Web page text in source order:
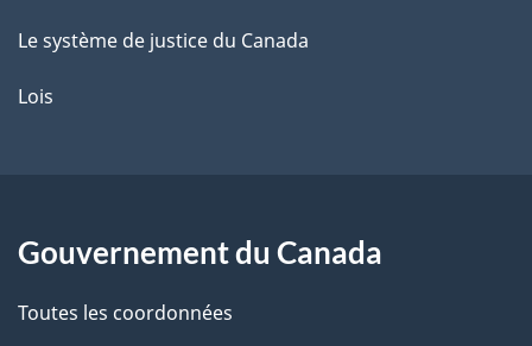
Le système de justice du Canada
Lois
Gouvernement du Canada
Toutes les coordonnées